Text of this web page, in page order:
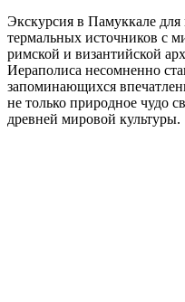
Экскурсия в Памуккале
термальных источников с
римской и византийской
Иераполиса несомненно
запоминающихся
не только природное чудо
древней мировой культуры.